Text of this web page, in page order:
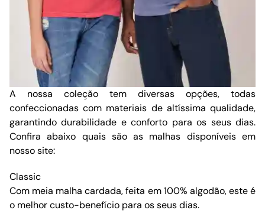
A nossa coleção tem diversas opções, todas
confeccionadas com materiais de altíssima qualidade,
garantindo durabilidade e conforto para os seus dias.
Confira abaixo quais são as malhas disponíveis em
nosso site:
Classic
Com meia malha cardada, feita em 100% algodão, este é
o melhor custo-benefício para os seus dias.